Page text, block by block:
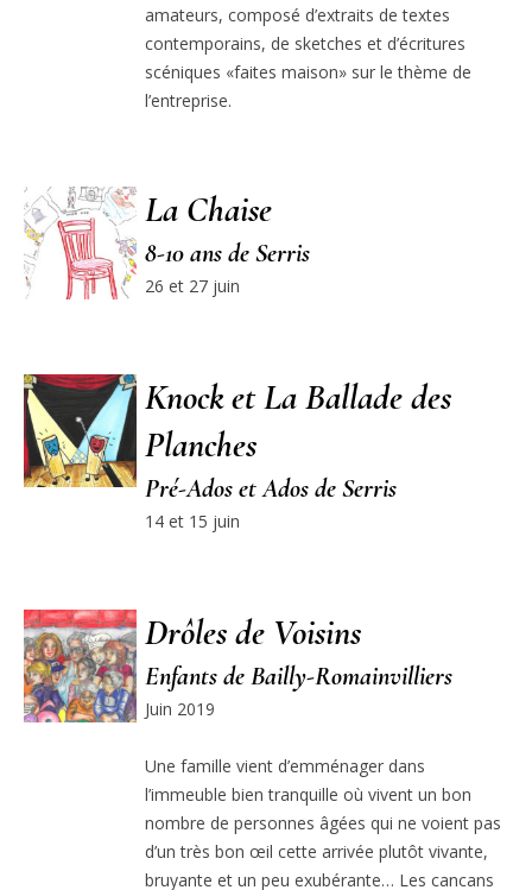
amateurs, composé d’extraits de textes
contemporains, de sketches et d’écritures
scéniques «faites maison» sur le thème de
l’entreprise.
La Chaise
8-10 ans de Serris
26 et 27 juin
Knock et La Ballade des
Planches
Pré-Ados et Ados de Serris
14 et 15 juin
Drôles de Voisins
Enfants de Bailly-Romainvilliers
Juin 2019
Une famille vient d’emménager dans
l’immeuble bien tranquille où vivent un bon
nombre de personnes âgées qui ne voient pas
d’un très bon œil cette arrivée plutôt vivante,
bruyante et un peu exubérante… Les cancans